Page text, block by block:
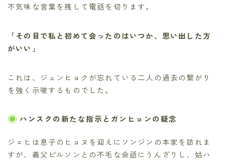
不気味な言葉を残して電話を切ります。
「その目で私と初めて会ったのはいつか、思い出した方
がいい」
これは、ジュンヒョクが忘れている二人の過去の繋がり
を強く示唆するものでした。
ハンスクの新たな指示とガンヒョンの疑念
ジェヒは息子のヒョヌを迎えにソンジンの本家を訪れま
すが、義父ピルソンとの不毛な会話にうんざりし、姑ハ